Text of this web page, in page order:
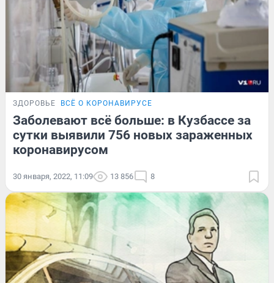
ЗДОРОВЬЕ ВСЁ О КОРОНАВИРУСЕ
Заболевают всё больше: в Кузбассе за
сутки выявили 756 новых зараженных
коронавирусом
30 января, 2022, 11:09 13 856 8